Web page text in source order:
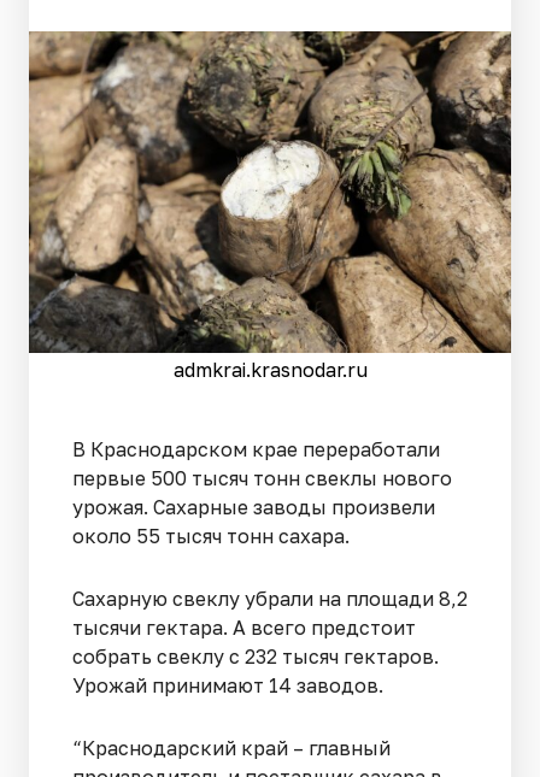
admkrai.krasnodar.ru
В Краснодарском крае переработали
первые 500 тысяч тонн свеклы нового
урожая. Сахарные заводы произвели
около 55 тысяч тонн сахара.
Сахарную свеклу убрали на площади 8,2
тысячи гектара. А всего предстоит
собрать свеклу с 232 тысяч гектаров.
Урожай принимают 14 заводов.
“Краснодарский край – главный